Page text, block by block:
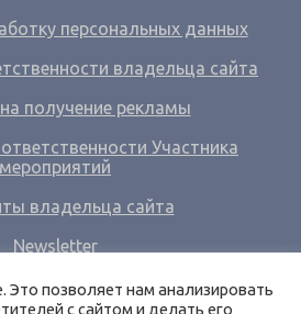
персональных данных
владельца сайта
получение рекламы
Участника
мероприятий
владельца сайта
Newsletter
Ссылки
Это позволяет нам анализировать
с сайтом и делать его